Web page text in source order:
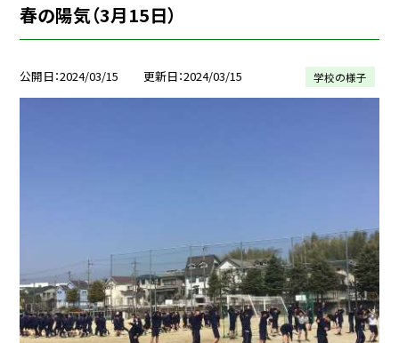
春の陽気（3月15日）
公開日 2024/03/15 更新日 2024/03/15 学校の様子